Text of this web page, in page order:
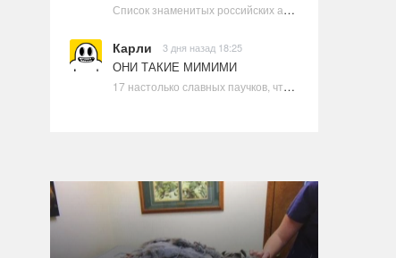
Список знаменитых российских артистов-евреев | Ультрамарин
Карли 3 дня назад 18:25
ОНИ ТАКИЕ МИМИМИ
17 настолько славных паучков, что даже у арахнофобов появится желание их погладить